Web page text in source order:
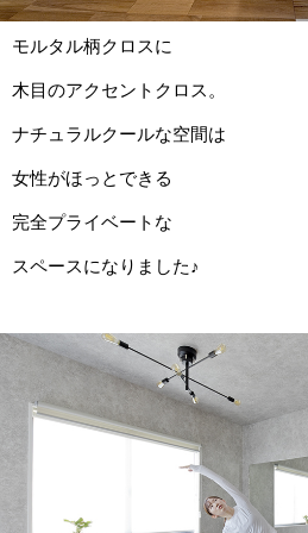
モルタル柄クロスに
木目のアクセントクロス。
ナチュラルクールな空間は
女性がほっとできる
完全プライベートな
スペースになりました♪